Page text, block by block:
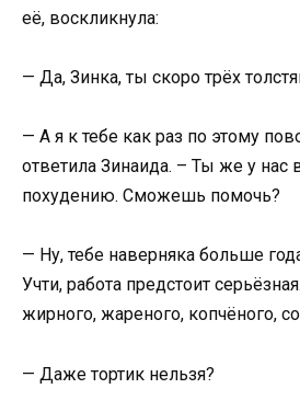
её, воскликнула:
— Да, Зинка, ты скоро трёх
— А я к тебе как раз по этому
ответила Зинаида. – Ты же у нас
похудению. Сможешь помочь?
— Ну, тебе наверняка больше
Учти, работа предстоит
жирного, жареного, копчёного,
— Даже тортик нельзя?